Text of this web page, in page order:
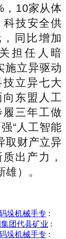
，10家从体
技安全供
同比增加
担任人暗
施立异驱动
立异七大
东盟人工
三年工做
“人工智能
取财产立异
出产力，
）。
垛机械手专 :
团代县矿业 :
垛机械手专 :